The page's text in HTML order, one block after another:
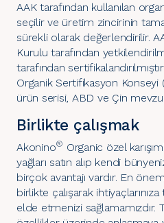
AAK tarafından kullanılan
seçilir ve üretim zincirinin
sürekli olarak değerlendirilir.
Kurulu tarafından
tarafından
Organik Sertifikasyon Konseyi
ürün serisi, ABD ve Çin
Birlikte çalışmak
Akonino® Organic özel
yağları satın alıp kendi
birçok avantajı vardır. En
birlikte çalışarak
elde etmenizi sağlamamızdır.